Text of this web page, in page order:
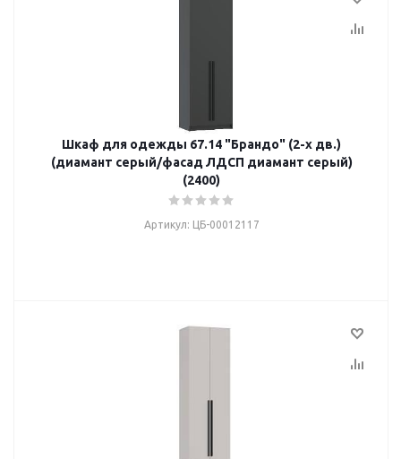
Шкаф для одежды 67.14 "Брандо" (2-х дв.)
(диамант серый/фасад ЛДСП диамант серый)
(2400)
Артикул: ЦБ-00012117